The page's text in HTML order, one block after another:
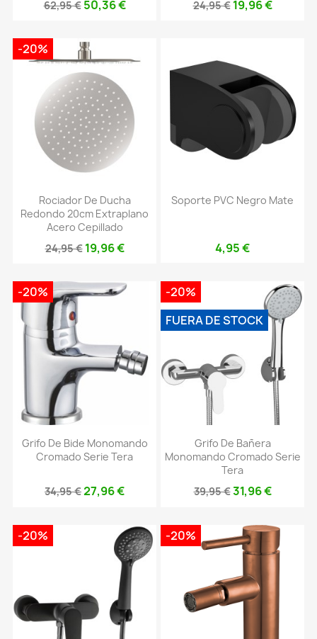
62,95 € 50,36 € 24,95 € 19,96 €
Rociador De Ducha
Redondo 20cm Extraplano
Acero Cepillado
24,95 € 19,96 €
-20%
Soporte PVC Negro Mate
4,95 €
Grifo De Bide Monomando
Cromado Serie Tera
34,95 €27,96 €
-20%
Grifo De Bañera
Monomando Cromado Serie
Tera
39,95 €31,96 €
-20%
FUERA DE STOCK
-20% -20%